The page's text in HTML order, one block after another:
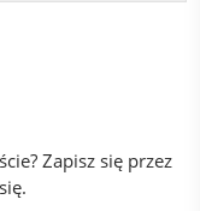
Zapisz się przez